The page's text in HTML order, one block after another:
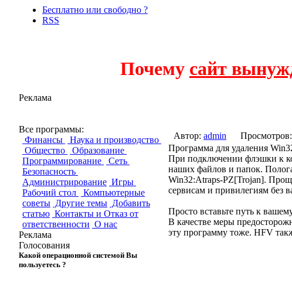
Бесплатно или свободно ?
RSS
Почему сайт
Реклама
Все программы:
Финансы
Наука и производство
Общество
Образование
Программирование
Сеть
Безопасность
Администрирование Игры
Рабочий стол
Компьютерные
советы Другие темы Добавить
статью Контакты и Отказ от
ответственности О нас
Реклама
Голосования
Какой операционной системой Вы
пользуетесь ?
Автор: admin
Программа для удаления
При подключении флэшки к
наших файлов и папок.
Win32:Atraps-PZ[Trojan].
сервисам и привилегиям без
Просто вставьте путь к
В качестве меры
эту программу тоже. HFV